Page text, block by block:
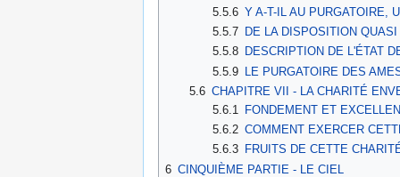
5.5.6 Y A-T-IL AU PURGATOIRE,
5.5.7 DE LA DISPOSITION
5.5.8 DESCRIPTION DE L'ÉTAT
5.5.9 LE PURGATOIRE DES
5.6 CHAPITRE VII - LA CHARITÉ
5.6.1
FONDEMENT ET
5.6.2 COMMENT EXERCER
5.6.3 FRUITS DE CETTE
6 CINQUIÈME PARTIE - LE CIEL